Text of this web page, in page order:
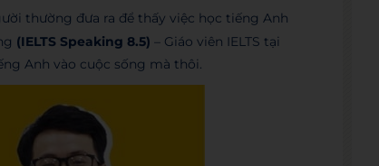
thường đưa ra để thấy việc học tiếng Anh
(IELTS Speaking 8.5) – Giáo viên IELTS tại
Anh vào cuộc sống mà thôi.